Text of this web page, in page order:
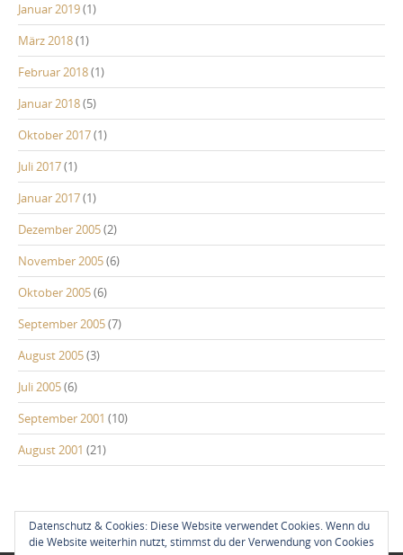
Januar 2019(1)
März 2018(1)
Februar 2018(1)
Januar 2018(5)
Oktober 2017(1)
Juli 2017(1)
Januar 2017(1)
Dezember 2005(2)
November 2005(6)
Oktober 2005(6)
September 2005(7)
August 2005(3)
Juli 2005(6)
September 2001 (10)
August 2001 (21)
Datenschutz & Cookies: Diese Website verwendet Cookies. Wenn du
die Website weiterhin nutzt, stimmst du der Verwendung von Cookies